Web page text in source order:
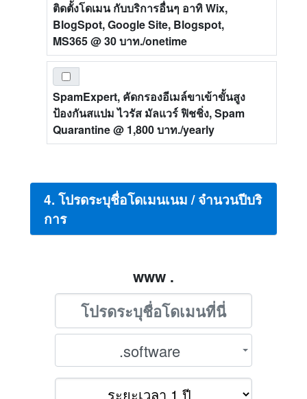
ติดตั้งโดเมน กับบริการอื่นๆ อาทิ Wix,
BlogSpot, Google Site, Blogspot,
MS365@ 30 บาท./onetime
SpamExpert, คัดกรองอีเมล์ขาเข้าขั้นสูง
ป้องกันสแปม ไวรัส มัลแวร์ ฟิชชิ่ง, Spam
Quarantine@ 1,800 บาท./yearly
4. โปรดระบุชื่อโดเมนเนม / จำนวนปีบริ
การ
www .
.software